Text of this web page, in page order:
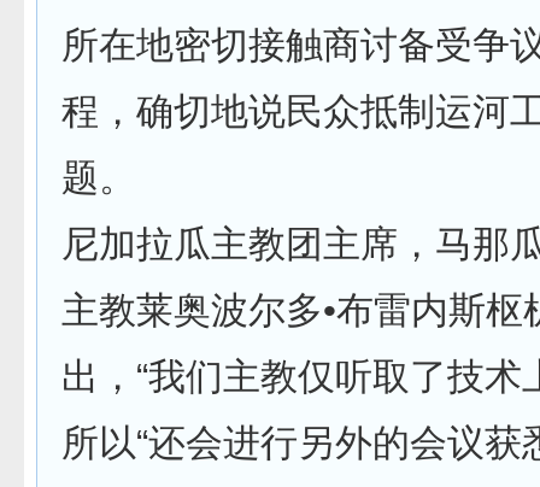
所在地密切接触商讨备受争
程，确切地说民众抵制运河
题。
尼加拉瓜主教团主席，马那
主教莱奥波尔多•布雷内斯枢
出，“我们主教仅听取了技术
所以“还会进行另外的会议获